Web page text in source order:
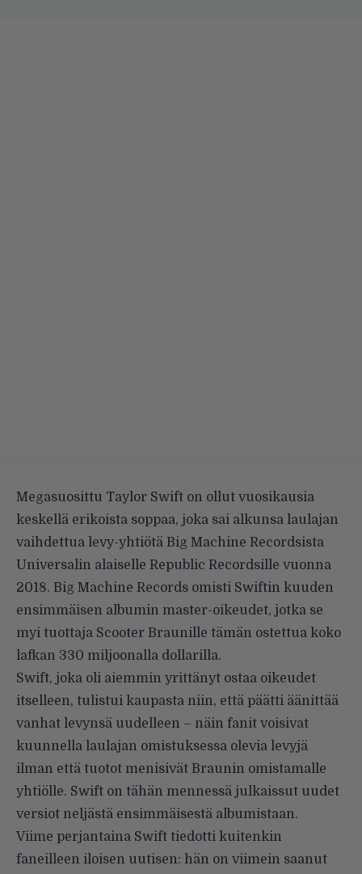
Megasuosittu Taylor Swift on ollut vuosikausia
keskellä erikoista soppaa, joka sai alkunsa laulajan
vaihdettua levy-yhtiötä Big Machine Recordsista
Universalin alaiselle Republic Recordsille vuonna
2018. Big Machine Records omisti Swiftin kuuden
ensimmäisen albumin master-oikeudet, jotka se
myi tuottaja Scooter Braunille tämän ostettua koko
lafkan 330 miljoonalla dollarilla.
Swift, joka oli aiemmin yrittänyt ostaa oikeudet
itselleen, tulistui kaupasta niin, että päätti äänittää
vanhat levynsä uudelleen – näin fanit voisivat
kuunnella laulajan omistuksessa olevia levyjä
ilman että tuotot menisivät Braunin omistamalle
yhtiölle. Swift on tähän mennessä julkaissut uudet
versiot neljästä ensimmäisestä albumistaan.
Viime perjantaina Swift tiedotti kuitenkin
faneilleen iloisen uutisen: hän on viimein saanut